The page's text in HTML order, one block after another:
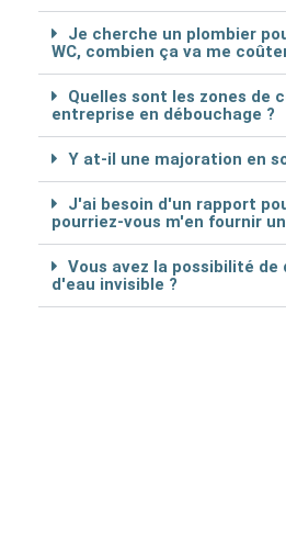
Je cherche un plombier
WC, combien ça va me
Quelles sont les zones de
entreprise en débouchage ?
Y at-il une majoration en
J'ai besoin d'un rapport
pourriez-vous m'en fournir
Vous avez la possibilité
d'eau invisible ?